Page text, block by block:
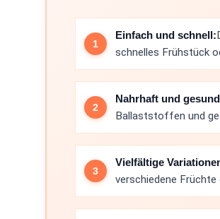
Einfach und schnell:
schnelles Frühstück
Nahrhaft und
Ballaststoffen und
Vielfältige
verschiedene